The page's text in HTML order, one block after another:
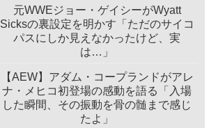
元WWEジョー・ゲイシーがWyatt
Sicksの裏設定を明かす「ただのサイコ
パスにしか見えなかったけど、実
は…」
【AEW】アダム・コープランドがアレ
ナ・メヒコ初登場の感動を語る「入場
した瞬間、その振動を骨の髄まで感じ
たよ」